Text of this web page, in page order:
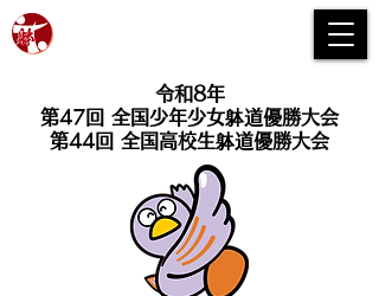
令和8年
第47回 全国少年少女躰道優勝大会
第44回 全国高校生躰道優勝大会